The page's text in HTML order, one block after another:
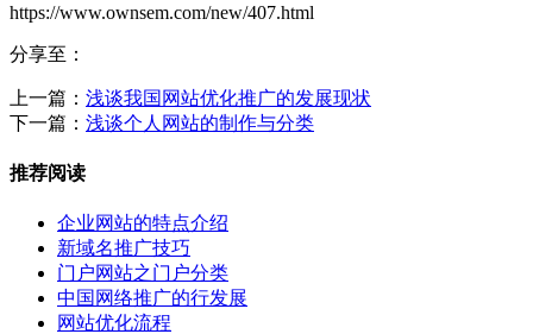
https://www.ownsem.com/new/407.html
分享至：
上一篇： 浅谈我国网站优化推广的发展现状
下一篇： 浅谈个人网站的制作与分类
推荐阅读
企业网站的特点介绍
新域名推广技巧
门户网站之门户分类
中国网络推广的行发展
网站优化流程